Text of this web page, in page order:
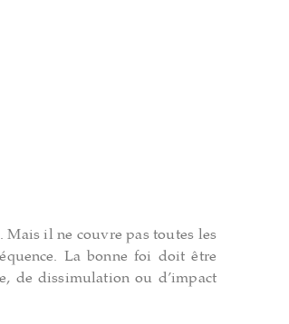
Mais il ne couvre pas toutes les
La bonne foi doit être
de dissimulation ou d’impact